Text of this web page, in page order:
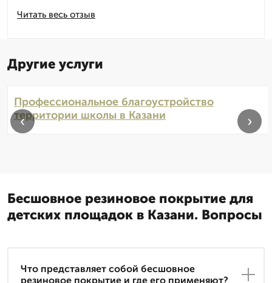
Читать весь отзыв
Другие услуги
Профессиональное благоустройство
территории школы в Казани
‹ ›
Бесшовное резиновое покрытие для
детских площадок в Казани. Вопросы
Что представляет собой бесшовное
резиновое покрытие и где его применяют?